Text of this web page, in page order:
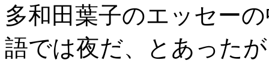
多和田葉子のエッセー
語では夜だ、とあった